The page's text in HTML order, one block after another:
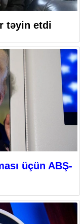
təyin etdi
üçün ABŞ-